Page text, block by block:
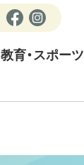
Fa
bo
ok
Ins
ra
教育・スポーツ